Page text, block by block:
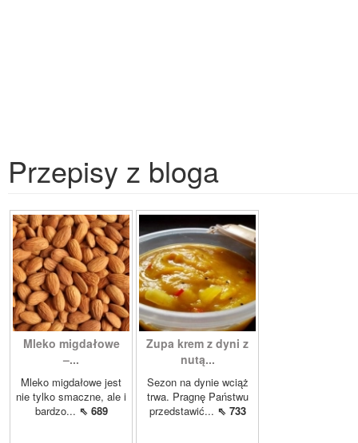
Przepisy z bloga
Mleko migdałowe
–...
Mleko migdałowe jest
nie tylko smaczne, ale i
bardzo... ⇖ 689
Zupa krem z dyni z
nutą...
Sezon na dynie wciąż
trwa. Pragnę Państwu
przedstawić... ⇖ 733